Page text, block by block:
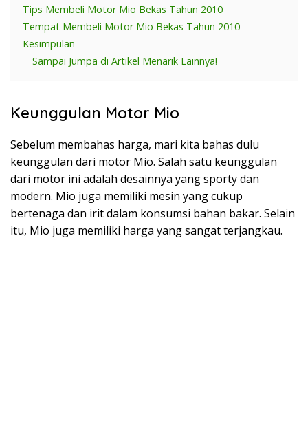
Tips Membeli Motor Mio Bekas Tahun 2010
Tempat Membeli Motor Mio Bekas Tahun 2010
Kesimpulan
Sampai Jumpa di Artikel Menarik Lainnya!
Keunggulan Motor Mio
Sebelum membahas harga, mari kita bahas dulu
keunggulan dari motor Mio. Salah satu keunggulan
dari motor ini adalah desainnya yang sporty dan
modern. Mio juga memiliki mesin yang cukup
bertenaga dan irit dalam konsumsi bahan bakar. Selain
itu, Mio juga memiliki harga yang sangat terjangkau.